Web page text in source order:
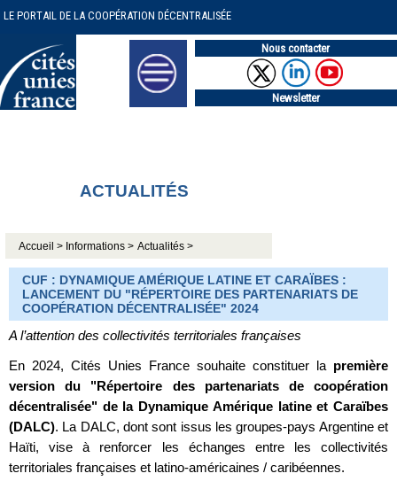
LE PORTAIL DE LA COOPÉRATION DÉCENTRALISÉE
Nous contacter
Newsletter
ACTUALITÉS
Accueil > Informations > Actualités >
CUF : DYNAMIQUE AMÉRIQUE LATINE ET CARAÏBES :
LANCEMENT DU "RÉPERTOIRE DES PARTENARIATS DE
COOPÉRATION DÉCENTRALISÉE" 2024
A l’attention des collectivités territoriales françaises
En 2024, Cités Unies France souhaite constituer la première
version du "Répertoire des partenariats de coopération
décentralisée" de la Dynamique Amérique latine et Caraïbes
(DALC). La DALC, dont sont issus les groupes-pays Argentine et
Haïti, vise à renforcer les échanges entre les collectivités
territoriales françaises et latino-américaines / caribéennes.